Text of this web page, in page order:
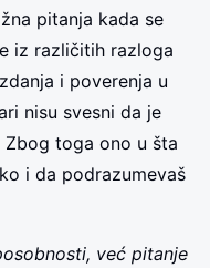
pitanja kada se
iz različitih razloga
i poverenja u
nisu svesni da je
toga ono u šta
i da podrazumevaš
već pitanje